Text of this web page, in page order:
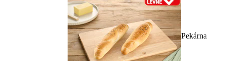
Pekárna